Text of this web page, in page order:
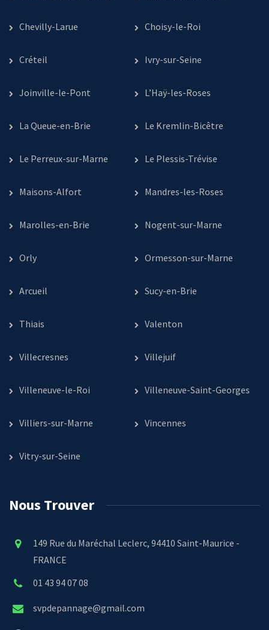
Chevilly-Larue Choisy-le-Roi
Créteil Ivry-sur-Seine
Joinville-le-Pont L’Haÿ-les-Roses
La Queue-en-Brie Le Kremlin-Bicêtre
Le Perreux-sur-Marne Le Plessis-Trévise
Maisons-Alfort Mandres-les-Roses
Marolles-en-Brie Nogent-sur-Marne
Orly Ormesson-sur-Marne
Arcueil Sucy-en-Brie
Thiais Valenton
Villecresnes Villejuif
Villeneuve-le-Roi Villeneuve-Saint-Georges
Villiers-sur-Marne Vincennes
Vitry-sur-Seine
Nous Trouver
149 Rue du Maréchal Leclerc, 94410 Saint-Maurice -
FRANCE
01 43 94 07 08
svpdepannage@gmail.com